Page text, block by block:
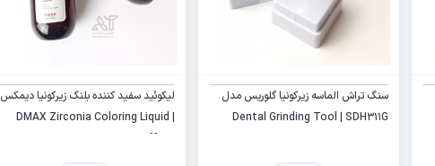
سنگ تراش الماسه زیرکونیا گلوریس مدل
Dental Grinding Tool | SDH311G
لیکوئید سفید کننده بلنک زیرکونیا دیمکس
| DMAX Zirconia Coloring Liquid